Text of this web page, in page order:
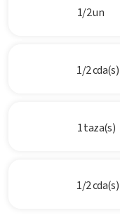
1/2 un
1/2 cda(s)
1 taza(s)
1/2 cda(s)